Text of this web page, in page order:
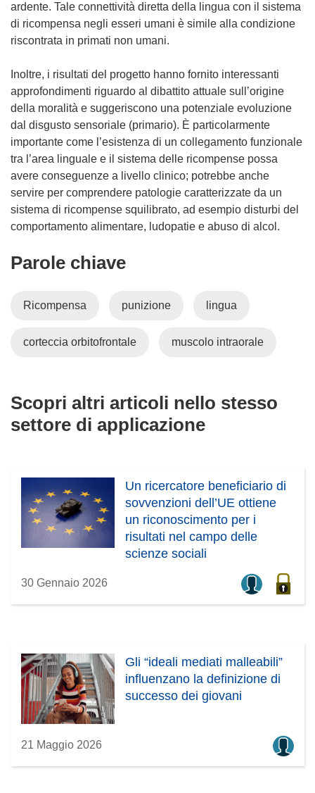
ardente. Tale connettività diretta della lingua con il sistema
di ricompensa negli esseri umani è simile alla condizione
riscontrata in primati non umani.
Inoltre, i risultati del progetto hanno fornito interessanti
approfondimenti riguardo al dibattito attuale sull’origine
della moralità e suggeriscono una potenziale evoluzione
dal disgusto sensoriale (primario). È particolarmente
importante come l’esistenza di un collegamento funzionale
tra l’area linguale e il sistema delle ricompense possa
avere conseguenze a livello clinico; potrebbe anche
servire per comprendere patologie caratterizzate da un
sistema di ricompense squilibrato, ad esempio disturbi del
comportamento alimentare, ludopatie e abuso di alcol.
Parole chiave
Ricompensa punizione lingua
corteccia orbitofrontale muscolo intraorale
Scopri altri articoli nello stesso
settore di applicazione
Un ricercatore beneficiario di
sovvenzioni dell’UE ottiene
un riconoscimento per i
risultati nel campo delle
scienze sociali
30 Gennaio 2026
Gli “ideali mediati malleabili”
influenzano la definizione di
successo dei giovani
21 Maggio 2026